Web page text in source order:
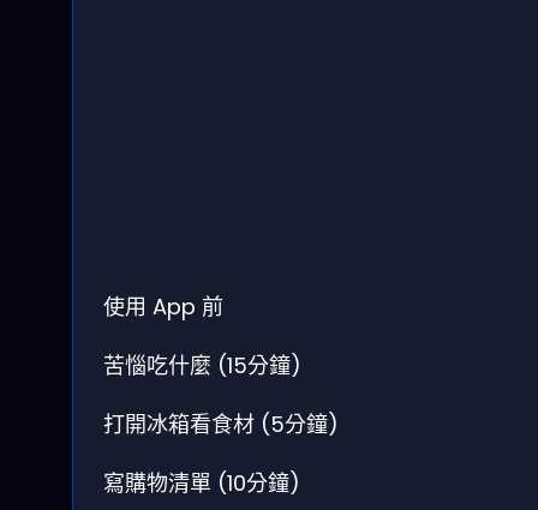
使用 App 前
苦惱吃什麼 (15分鐘)
打開冰箱看食材 (5分鐘)
寫購物清單 (10分鐘)